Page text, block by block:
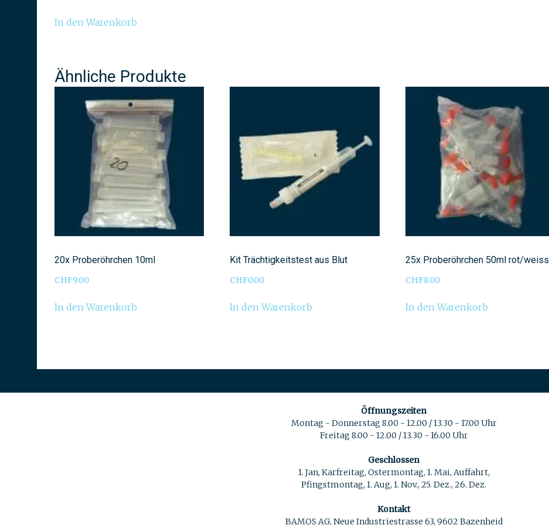
In den Warenkorb
Ähnliche Produkte
20x Proberöhrchen 10ml
CHF9.00
In den Warenkorb
Kit Trächtigkeitstest aus Blut
CHF0.00
In den Warenkorb
25x Proberöhrchen 50ml rot/weiss
CHF8.00
In den Warenkorb
Öffnungszeiten
Montag - Donnerstag 8.00 - 12.00 / 13.30 - 17.00 Uhr
Freitag 8.00 - 12.00 / 13.30 - 16.00 Uhr
Geschlossen
1. Jan, Karfreitag, Ostermontag, 1. Mai, Auffahrt,
Pfingstmontag, 1. Aug, 1. Nov., 25. Dez., 26. Dez.
Kontakt
BAMOS AG, Neue Industriestrasse 63, 9602 Bazenheid